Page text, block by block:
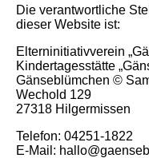
Die verantwortliche
dieser Website ist:
Elterninitiativverein
Kindertagesstätte
Gänseblümchen ©
Wechold 129
27318 Hilgermissen
Telefon: 04251-1822
E-Mail: